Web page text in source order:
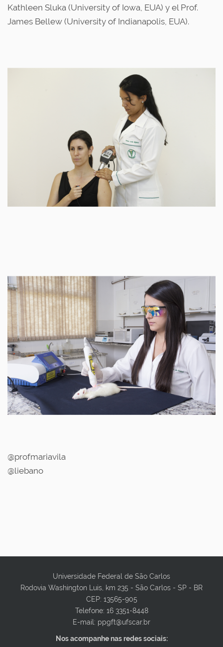
Kathleen Sluka (University of Iowa, EUA) y el Prof.
James Bellew (University of Indianapolis, EUA).
@profmariavila
@liebano
Universidade Federal de São Carlos
Rodovia Washington Luis, km 235 - São Carlos - SP - BR
CEP: 13565-905
Telefone: 16 3351-8448
E-mail: ppgft@ufscar.br
Nos acompanhe nas redes sociais: